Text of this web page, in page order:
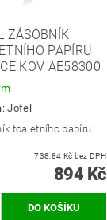
ZÁSOBNÍK
PAPÍRU
KOV AE58300
Jofel
toaletního papíru.
738,84 Kč bez DPH
894 Kč